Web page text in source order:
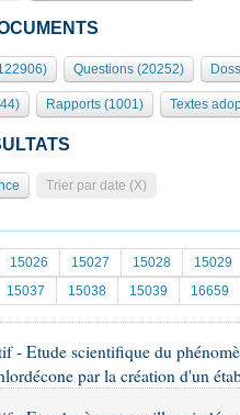
Questions (20252)
Rapports (1001) Textes
Trier par date (X)
15026 15027 15028 15029
15037 15038 15039 16659
- Etude scientifique du
par la création d'un